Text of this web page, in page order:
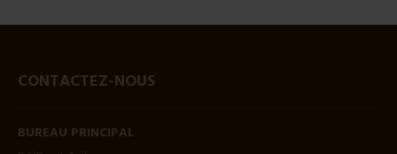
CONTACTEZ-NOUS
BUREAU PRINCIPAL